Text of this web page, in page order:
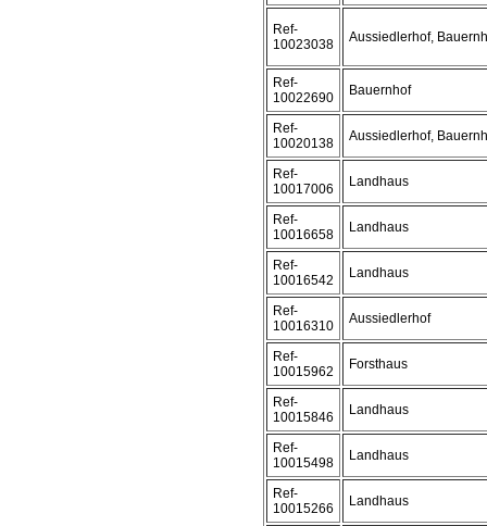
Ref-
10023038
Aussiedlerhof,
Ref-
10022690
Bauernhof
Ref-
10020138
Aussiedlerhof,
Ref-
10017006
Landhaus
Ref-
10016658
Landhaus
Ref-
10016542
Landhaus
Ref-
10016310
Aussiedlerhof
Ref-
10015962
Forsthaus
Ref-
10015846
Landhaus
Ref-
10015498
Landhaus
Ref-
10015266
Landhaus